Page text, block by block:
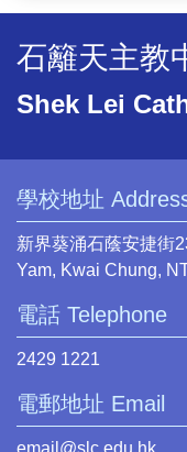
石籬天主教
Shek Lei
學校地址
新界葵涌石蔭安捷街
Yam, Kwai Chung,
電話 Telephone
2429 1221
電郵地址 Email